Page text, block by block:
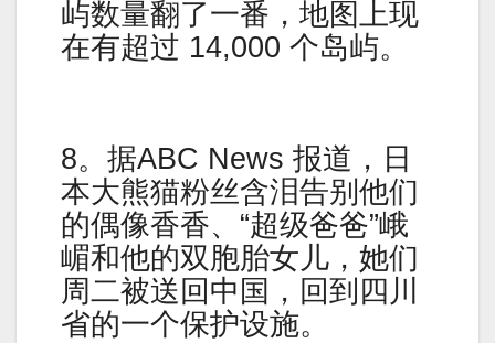
屿数量翻了一番，地图上现
在有超过 14,000 个岛屿。
8。据ABC News 报道，日
本大熊猫粉丝含泪告别他们
的偶像香香、“超级爸爸”峨
嵋和他的双胞胎女儿，她们
周二被送回中国，回到四川
省的一个保护设施。